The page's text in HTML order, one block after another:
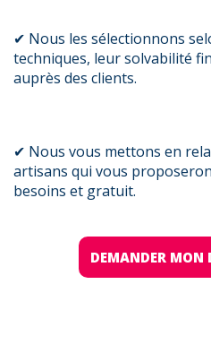
✔ Nous les sélectionnons
techniques, leur solvabilité
auprès des clients.
✔ Nous vous mettons en
artisans qui vous
besoins et gratuit.
DEMANDER MON